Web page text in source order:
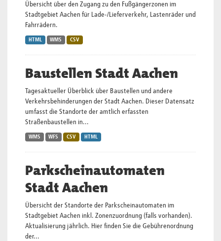
Übersicht über den Zugang zu den Fußgängerzonen im
Stadtgebiet Aachen für Lade-/Lieferverkehr, Lastenräder und
Fahrrädern.
HTML WMS CSV
Baustellen Stadt Aachen
Tagesaktueller Überblick über Baustellen und andere
Verkehrsbehinderungen der Stadt Aachen. Dieser Datensatz
umfasst die Standorte der amtlich erfassten
Straßenbaustellen in...
WMS WFS CSV HTML
Parkscheinautomaten
Stadt Aachen
Übersicht der Standorte der Parkscheinautomaten im
Stadtgebiet Aachen inkl. Zonenzuordnung (falls vorhanden).
Aktualisierung jährlich. Hier finden Sie die Gebührenordnung
der...